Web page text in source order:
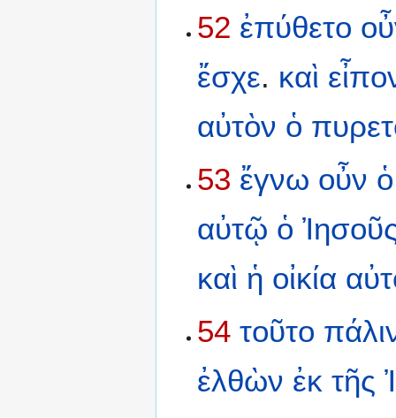
52 ἐπύθετο
ἔσχε. καὶ
αὐτὸν ὁ
53 ἔγνω οὖν ὁ
αὐτῷ ὁ
καὶ ἡ οἰκία
54 τοῦτο
ἐλθὼν ἐκ τῆς